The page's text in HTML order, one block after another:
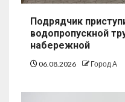
Подрядчик
водопропускной
набережной
06.08.2026 Город А